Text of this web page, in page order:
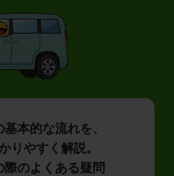
本的な流れを、
りやすく解説。
際のよくある疑問